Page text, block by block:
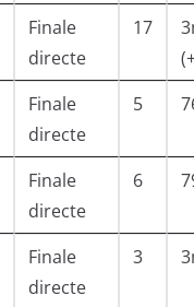
Finale
directe
17
Finale
directe
5
Finale
directe
6
Finale
directe
3